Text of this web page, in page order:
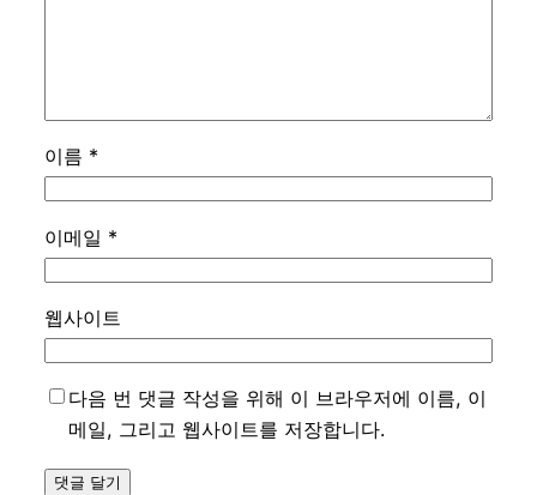
이름 *
이메일 *
웹사이트
다음 번 댓글 작성을 위해 이 브라우저에 이름, 이
메일, 그리고 웹사이트를 저장합니다.